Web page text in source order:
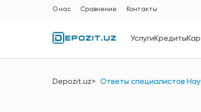
О нас Сравнение Контакты
УслугиКредиты
Depozit.uz Ответы специалистов